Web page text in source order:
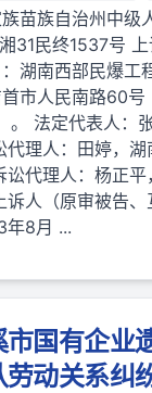
苗族自治州中级
31民终1537号
湖南西部民爆工
市人民南路60号
。 法定代表人：
代理人：田婷，湖
讼代理人：杨正
诉人（原审被告、
年8月 ...
国有企业
动关系纠